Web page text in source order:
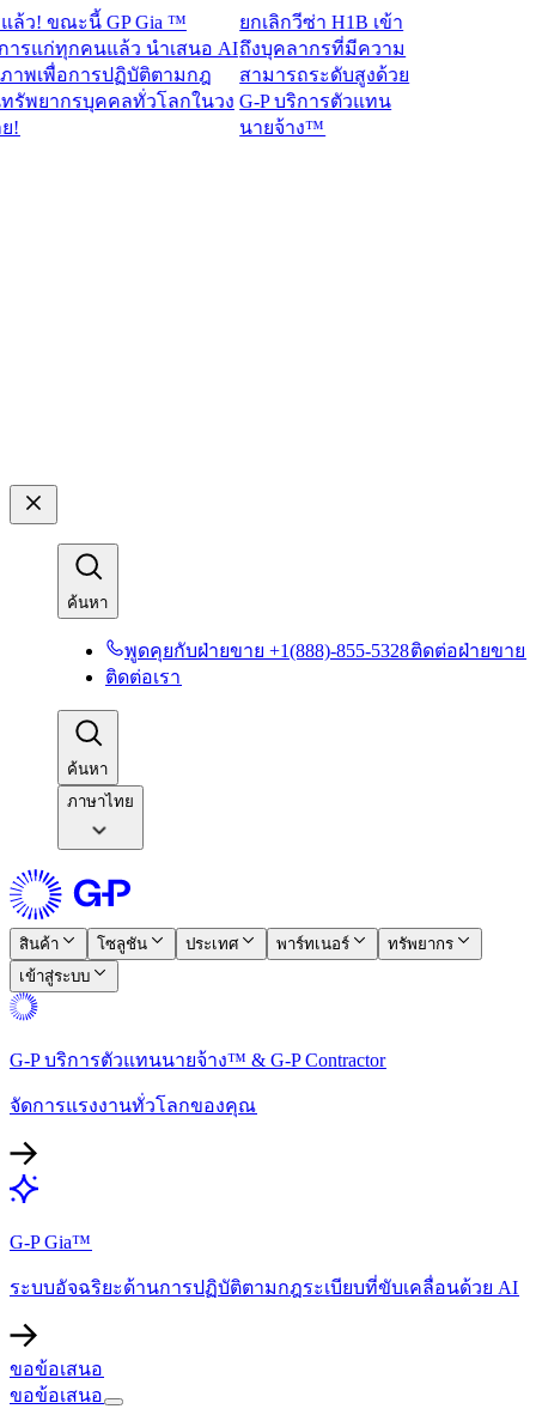
ขณะนี้ GP Gia ™
ก่ทุกคนแล้ว นำเสนอ AI
พื่อการปฏิบัติตามกฎ
ากรบุคคลทั่วโลกในวง
ยกเลิกวีซ่า H1B เข้า
ถึงบุคลากรที่มีความ
สามารถระดับสูงด้วย
G-P บริการตัวแทน
นายจ้าง™​​
ค้นหา​​
พูดคุยกับฝ่ายขาย +1(888)-855-5328​​ติดต่อฝ่ายขาย​​
ติดต่อเรา​​
ค้นหา​​
ภาษาไทย
สินค้า​​ โซลูชัน​​ ประเทศ​​ พาร์ทเนอร์​​
ทรัพยากร​​
เข้าสู่ระบบ​​
G-P บริการตัวแทนนายจ้าง™ & G-P Contractor​​
จัดการแรงงานทั่วโลกของคุณ​​
G-P Gia™​​
ระบบอัจฉริยะด้านการปฏิบัติตามกฎระเบียบที่ขับเคลื่อนด้วย AI​​
ขอข้อเสนอ​​
ขอข้อเสนอ​​